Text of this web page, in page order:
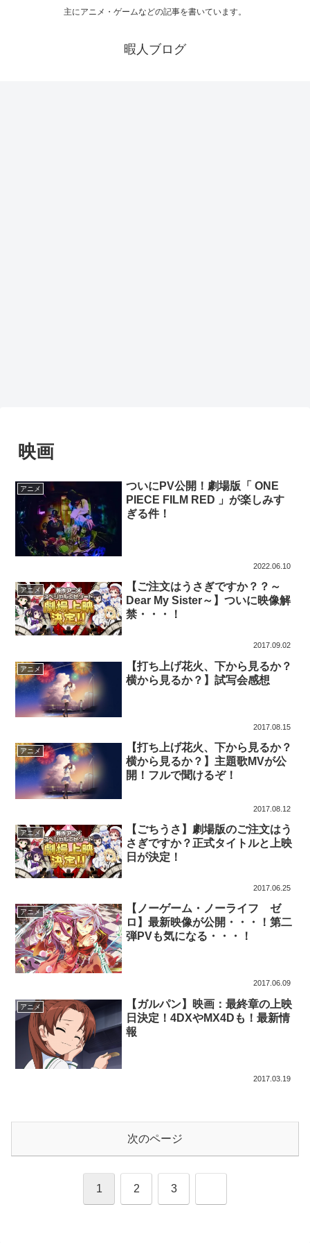
主にアニメ・ゲームなどの記事を書いています。
暇人ブログ
映画
アニメ
ついにPV公開！劇場版「 ONE
PIECE FILM RED 」が楽しみす
ぎる件！
2022.06.10
アニメ
【ご注文はうさぎですか？？～
Dear My Sister～】ついに映像解
禁・・・！
2017.09.02
アニメ
【打ち上げ花火、下から見るか？
横から見るか？】試写会感想
2017.08.15
アニメ
【打ち上げ花火、下から見るか？
横から見るか？】主題歌MVが公
開！フルで聞けるぞ！
2017.08.12
アニメ
【ごちうさ】劇場版のご注文はう
さぎですか？正式タイトルと上映
日が決定！
2017.06.25
アニメ
【ノーゲーム・ノーライフ ゼ
ロ】最新映像が公開・・・！第二
弾PVも気になる・・・！
2017.06.09
アニメ
【ガルパン】映画：最終章の上映
日決定！4DXやMX4Dも！最新情
報
2017.03.19
次のページ
1 2 3